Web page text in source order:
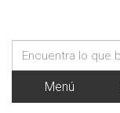
Menú